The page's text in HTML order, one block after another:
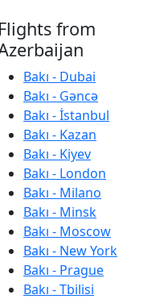
Flights from
Bakı - Dubai
Bakı - Gəncə
Bakı - İstanbul
Bakı - Kazan
Bakı - Kiyev
Bakı - London
Bakı - Milano
Bakı - Minsk
Bakı - Moscow
Bakı - New York
Bakı - Prague
Bakı - Tbilisi